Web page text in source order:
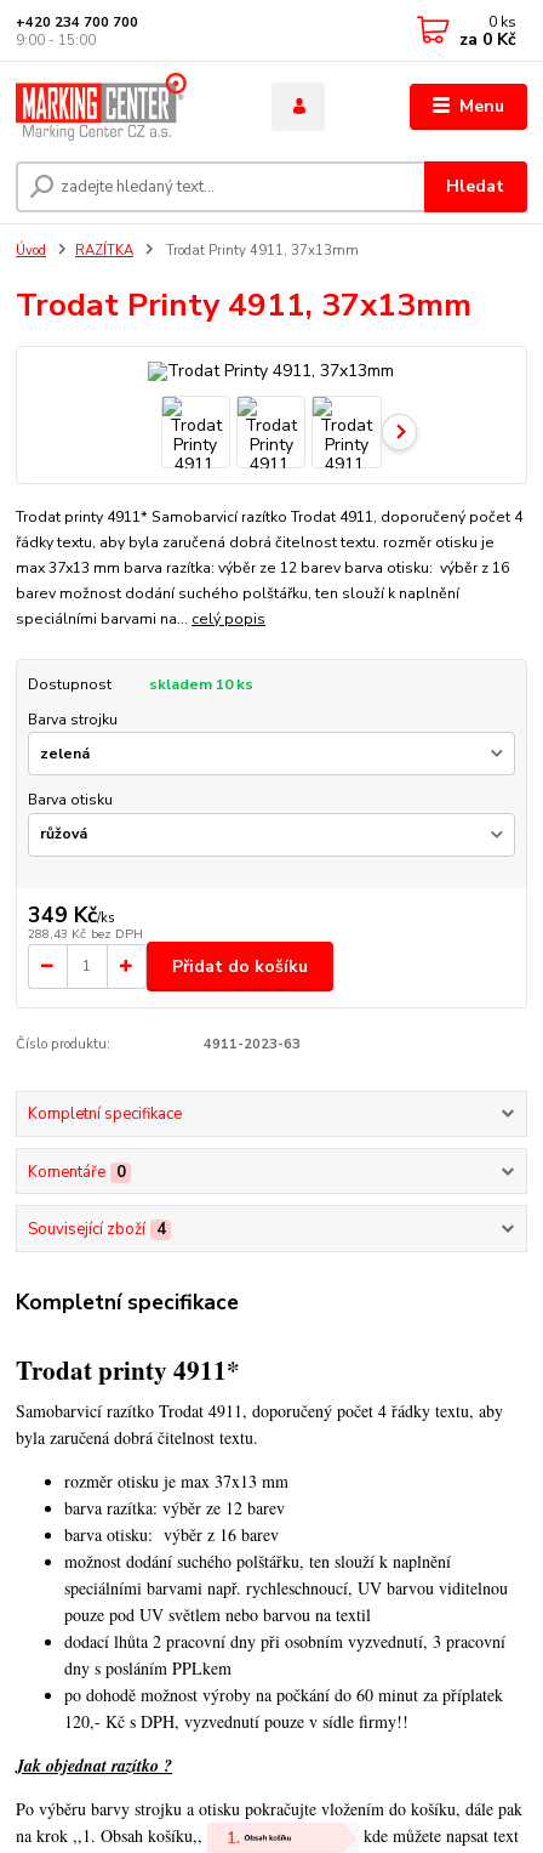
Menu
Hledat
+420 234 700 700
9:00 - 15:00
0 ks
za 0 Kč
Úvod RAZÍTKA Trodat Printy 4911, 37x13mm
Trodat Printy 4911, 37x13mm
Trodat printy 4911* Samobarvicí razítko Trodat 4911, doporučený počet 4
řádky textu, aby byla zaručená dobrá čitelnost textu. rozměr otisku je
max 37x13 mm barva razítka: výběr ze 12 barev barva otisku: výběr z 16
barev možnost dodání suchého polštářku, ten slouží k naplnění
speciálními barvami na... celý popis
Dostupnost
skladem 10 ks
Barva strojku
Barva otisku
349 Kč/ks
288,43 Kč bez DPH
Přidat do košíku
Číslo produktu: 4911-2023-63
Kompletní specifikace
Komentáře 0
Související zboží 4
Kompletní specifikace
Trodat printy 4911*
Samobarvicí razítko Trodat 4911, doporučený počet 4 řádky textu,aby
byla zaručená dobrá čitelnost textu.
rozměr otisku je max 37x13 mm
barva razítka: výběr ze 12 barev
barva otisku: výběr z 16 barev
možnost dodání suchého polštářku, ten slouží k naplnění
speciálními barvami např. rychleschnoucí, UV barvou viditelnou
pouze pod UV světlem nebo barvou na textil
dodací lhůta 2 pracovní dny při osobním vyzvednutí, 3 pracovní
dny s posláním PPLkem
po dohodě možnost výroby na počkání do 60 minut za příplatek
120,- Kč s DPH, vyzvednutí pouze v sídle firmy!!
Jak objednat razítko ?
Po výběru barvy strojku a otisku pokračujte vložením do košíku, dále pak
na krok ,,1. Obsah košíku,,
kde můžete napsat text